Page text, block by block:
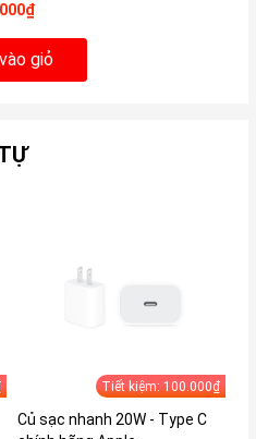
giỏ
Tiết kiệm: 100.000₫
Củ sạc nhanh 20W - Type C